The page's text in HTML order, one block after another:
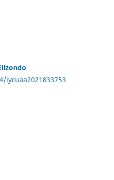
iycuaa2021833753